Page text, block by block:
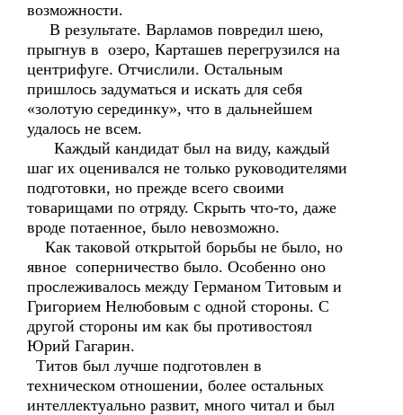
возможности.
В результате. Варламов повредил шею,
прыгнув в озеро, Карташев перегрузился на
центрифуге. Отчислили. Остальным
пришлось задуматься и искать для себя
«золотую серединку», что в дальнейшем
удалось не всем.
Каждый кандидат был на виду, каждый
шаг их оценивался не только руководителями
подготовки, но прежде всего своими
товарищами по отряду. Скрыть что-то, даже
вроде потаенное, было невозможно.
Как таковой открытой борьбы не было, но
явное соперничество было. Особенно оно
прослеживалось между Германом Титовым и
Григорием Нелюбовым с одной стороны. С
другой стороны им как бы противостоял
Юрий Гагарин.
Титов был лучше подготовлен в
техническом отношении, более остальных
интеллектуально развит, много читал и был